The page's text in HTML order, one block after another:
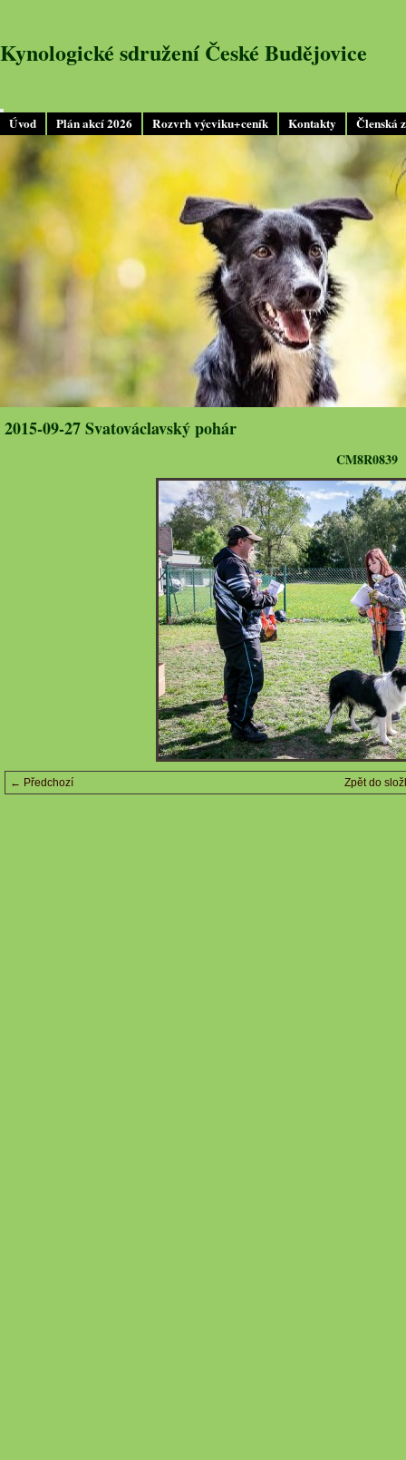
Úvod Plán akcí 2026 Rozvrh výcviku+ceník Kontakty Členská
Kynologické sdružení České Budějovice
2015-09-27 Svatováclavský pohár
CM8R0839
← Předchozí Zpět do